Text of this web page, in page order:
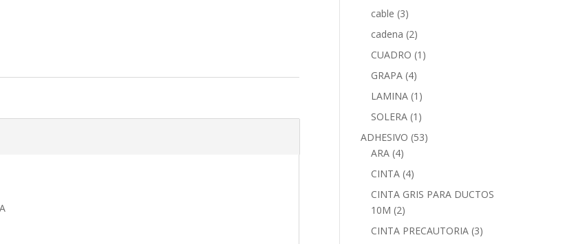
cable (3)
cadena (2)
CUADRO (1)
GRAPA (4)
LAMINA (1)
SOLERA (1)
ADHESIVO (53)
ARA (4)
CINTA (4)
CINTA GRIS PARA DUCTOS
10M (2)
CINTA PRECAUTORIA (3)